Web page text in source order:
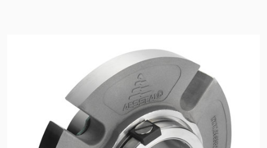
Certificazioni e standard
Contatti
Locazioni